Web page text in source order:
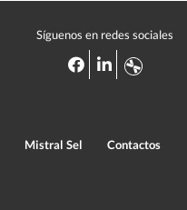
Síguenos en redes sociales
Mistral Sel Contactos